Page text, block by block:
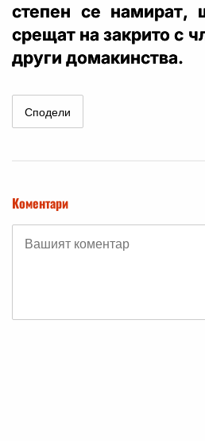
степен се намират,
срещат на закрито с
други домакинства.
Сподели
Коментари